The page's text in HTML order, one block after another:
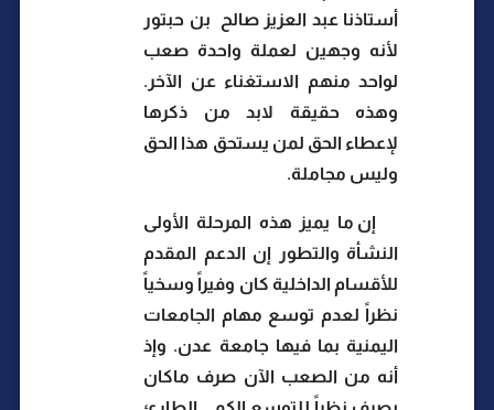
أستاذنا عبد العزيز صالح
بن حبتور
لأنه وجهين لعملة واحدة صعب
لواحد منهم الاستغناء عن الآخر.
وهذه حقيقة لابد من ذكرها
لإعطاء الحق لمن يستحق هذا الحق
وليس مجاملة.
إن ما يميز هذه المرحلة الأولى
النشأة والتطور إن الدعم المقدم
للأقسام الداخلية كان وفيراً وسخياً
نظراً لعدم توسع مهام الجامعات
اليمنية بما فيها جامعة عدن. وإذ
أنه من الصعب الآن صرف ماكان